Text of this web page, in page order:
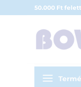
to
50.000 Ft